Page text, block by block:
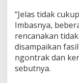
b
a
h
“Jelas tidak
Imbasnya,
rencanakan
disampaikan
ngontrak dan
sebutnya.